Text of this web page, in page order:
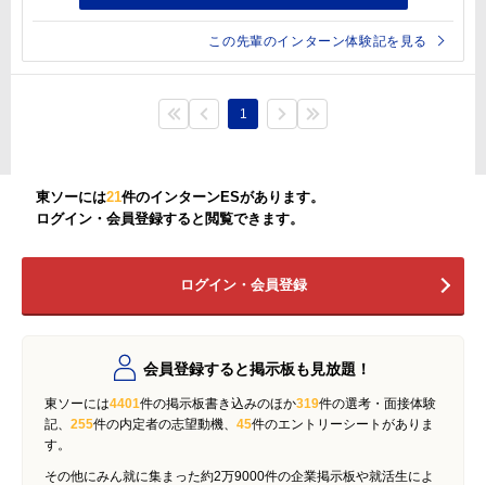
この先輩のインターン体験記を見る
1
東ソーには21件のインターンESがあります。
ログイン・会員登録すると閲覧できます。
ログイン・会員登録
会員登録すると掲示板も見放題！
東ソーには4401件の掲示板書き込みのほか319件の選考・面接体験
記、 255件の内定者の志望動機、 45件のエントリーシートがありま
す。
その他にみん就に集まった約2万9000件の企業掲示板や就活生によ